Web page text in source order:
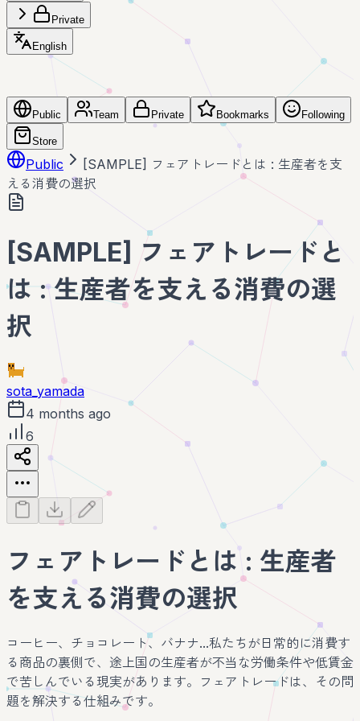
Private
English
Public Team Private Bookmarks Following
Store
Public
[SAMPLE] フェアトレードとは : 生産者を支
える消費の選択
[SAMPLE] フェアトレードと
は : 生産者を支える消費の選
択
sota_yamada
4 months ago
6
フェアトレードとは : 生産者
を支える消費の選択
コーヒー、チョコレート、バナナ...私たちが日常的に消費す
る商品の裏側で、途上国の生産者が不当な労働条件や低賃金
で苦しんでいる現実があります。フェアトレードは、その問
題を解決する仕組みです。